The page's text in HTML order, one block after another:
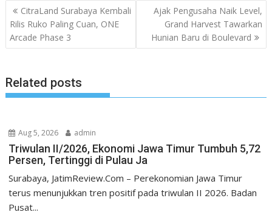
Post
navigation
CitraLand Surabaya Kembali
Rilis Ruko Paling Cuan, ONE
Arcade Phase 3
Ajak Pengusaha Naik Level,
Grand Harvest Tawarkan
Hunian Baru di Boulevard
Related posts
Aug 5, 2026 admin
Triwulan II/2026, Ekonomi Jawa Timur Tumbuh 5,72
Persen, Tertinggi di Pulau Ja
Surabaya, JatimReview.Com – Perekonomian Jawa Timur
terus menunjukkan tren positif pada triwulan II 2026. Badan
Pusat...